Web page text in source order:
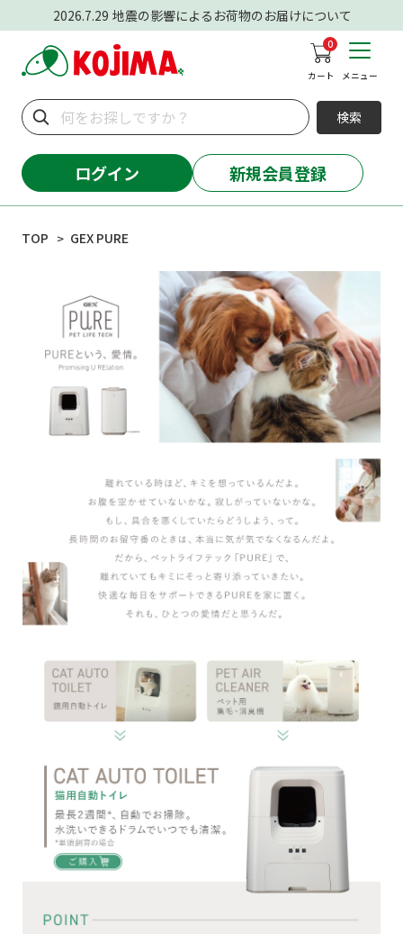
2026.7.29 地震の影響によるお荷物のお届けについて
0
カート メニュー
検索
ログイン 新規会員登録
TOP GEX PURE